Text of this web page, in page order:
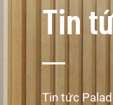
Tin
Tin tức